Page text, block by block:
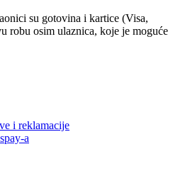
su gotovina i kartice (Visa,
robu osim ulaznica, koje je moguće
i reklamacije
a